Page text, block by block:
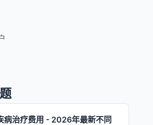
病治疗费用 - 2026年最新不同